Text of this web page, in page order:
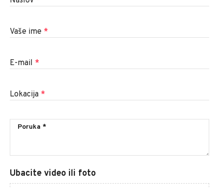
Vaše ime *
E-mail *
Lokacija *
Ubacite video ili foto